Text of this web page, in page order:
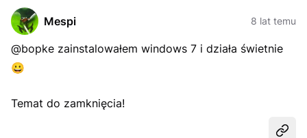
Mespi 8 lat temu
@bopke zainstalowałem windows 7 i działa świetnie
😀
Temat do zamknięcia!